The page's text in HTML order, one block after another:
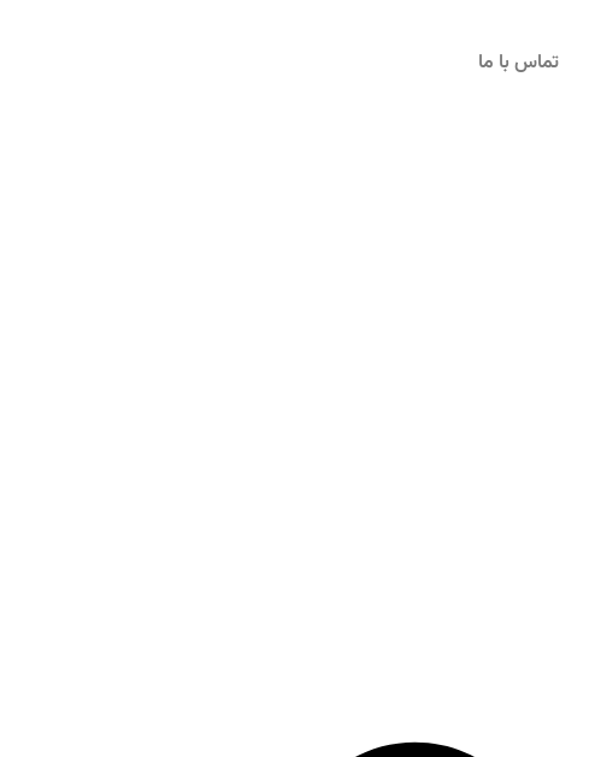
تماس با ما